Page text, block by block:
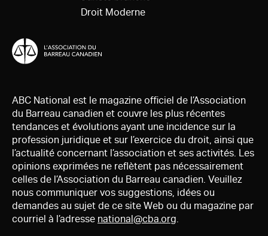
Droit Moderne
ABC National est le magazine officiel de l’Association
du Barreau canadien et couvre les plus récentes
tendances et évolutions ayant une incidence sur la
profession juridique et sur l’exercice du droit, ainsi que
l’actualité concernant l’association et ses activités. Les
opinions exprimées ne reflètent pas nécessairement
celles de l’Association du Barreau canadien. Veuillez
nous communiquer vos suggestions, idées ou
demandes au sujet de ce site Web ou du magazine par
courriel à l’adresse national@cba.org.